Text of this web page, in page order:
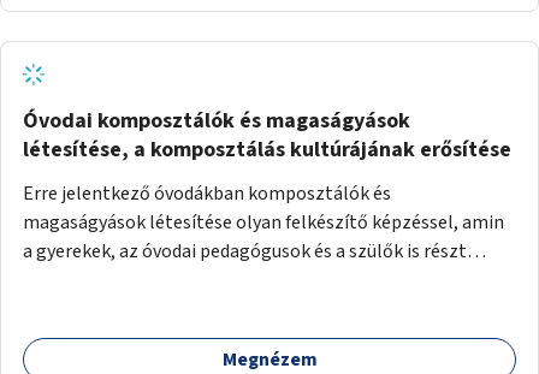
Óvodai komposztálók és magaságyások
létesítése, a komposztálás kultúrájának erősítése
Erre jelentkező óvodákban komposztálók és
magaságyások létesítése olyan felkészítő képzéssel, amin
a gyerekek, az óvodai pedagógusok és a szülők is részt
Megnézem